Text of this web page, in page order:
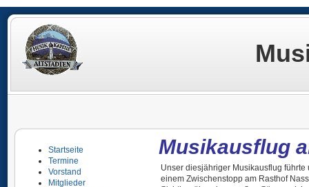
Startseite
Termine
Vorstand
Mitglieder
Musikausflug
Unser diesjähriger Musikausflug
einem Zwischenstopp am Rasthof